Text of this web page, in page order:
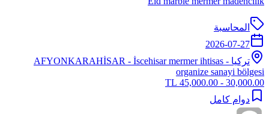
المحاسبة
2026-07-27
تركيا -
AFYONKARAHİSAR - İscehisar mermer ihtisas
organize sanayi bölgesi
30,000.00 - 45,000.00 TL
دوام كامل